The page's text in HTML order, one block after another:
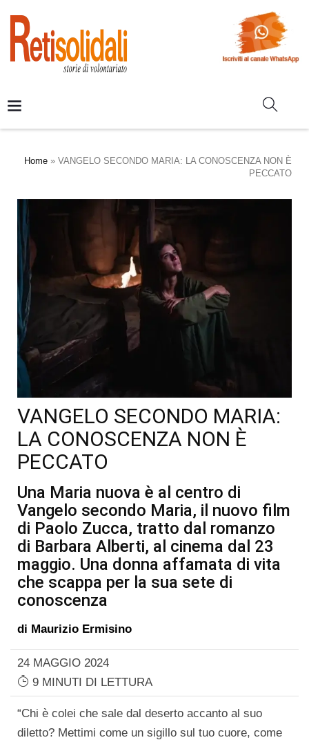
Home » VANGELO SECONDO MARIA: LA CONOSCENZA NON È
PECCATO
VANGELO SECONDO MARIA:
LA CONOSCENZA NON È
PECCATO
Una Maria nuova è al centro di
Vangelo secondo Maria, il nuovo film
di Paolo Zucca, tratto dal romanzo
di Barbara Alberti, al cinema dal 23
maggio. Una donna affamata di vita
che scappa per la sua sete di
conoscenza
di Maurizio Ermisino
24 MAGGIO 2024
9 MINUTI DI LETTURA
“Chi è colei che sale dal deserto accanto al suo
diletto? Mettimi come un sigillo sul tuo cuore, come